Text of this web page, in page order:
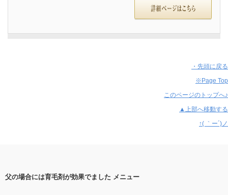
・先頭に戻る
※Page Top
このページのトップへ♪
▲上部へ移動する
↑( ｀ー´)ノ
父の場合には育毛剤が効果でました メニュー